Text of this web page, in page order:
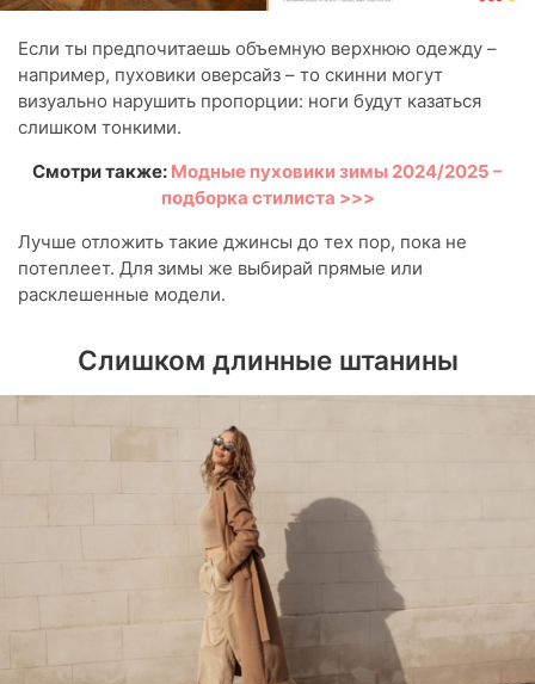
Если ты предпочитаешь объемную верхнюю одежду –
например, пуховики оверсайз – то скинни могут
визуально нарушить пропорции: ноги будут казаться
слишком тонкими.
Смотри также: Модные пуховики зимы 2024/2025 –
подборка стилиста >>>
Лучше отложить такие джинсы до тех пор, пока не
потеплеет. Для зимы же выбирай прямые или
расклешенные модели.
Слишком длинные штанины